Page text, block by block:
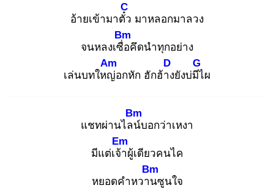
อ้ายเข้ามาตั๋ว
C
มาหลอกมาลวง
จนหลงเซื่อ
Bm
คึดนำทุกอย่าง
เล่นบทใหญ่
Am
อกหัก ฮักฮ้าง
D
ยังบ่มีไ
G
ผ
แชทผ่านไลน์
Bm
บอกว่าเหงา
มีแต่เจ้า
Em
ผู้เดียวคนไค
หยอดคำหวาน
Bm
ซูนใจ